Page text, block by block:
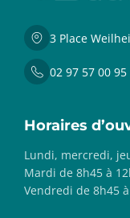
3 Place
02 97 57 00 95
Horaires
Lundi, mercredi,
Mardi de 8h45 à
Vendredi de 8h45